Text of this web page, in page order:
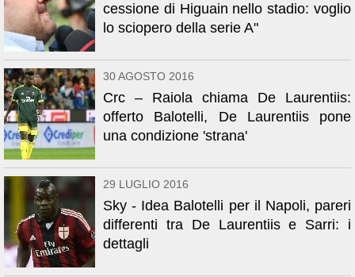
cessione di Higuain nello stadio: voglio
lo sciopero della serie A"
30 AGOSTO 2016
Crc – Raiola chiama De Laurentiis:
offerto Balotelli, De Laurentiis pone
una condizione 'strana'
29 LUGLIO 2016
Sky - Idea Balotelli per il Napoli, pareri
differenti tra De Laurentiis e Sarri: i
dettagli